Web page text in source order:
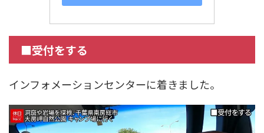
■受付をする
インフォメーションセンターに着きました。